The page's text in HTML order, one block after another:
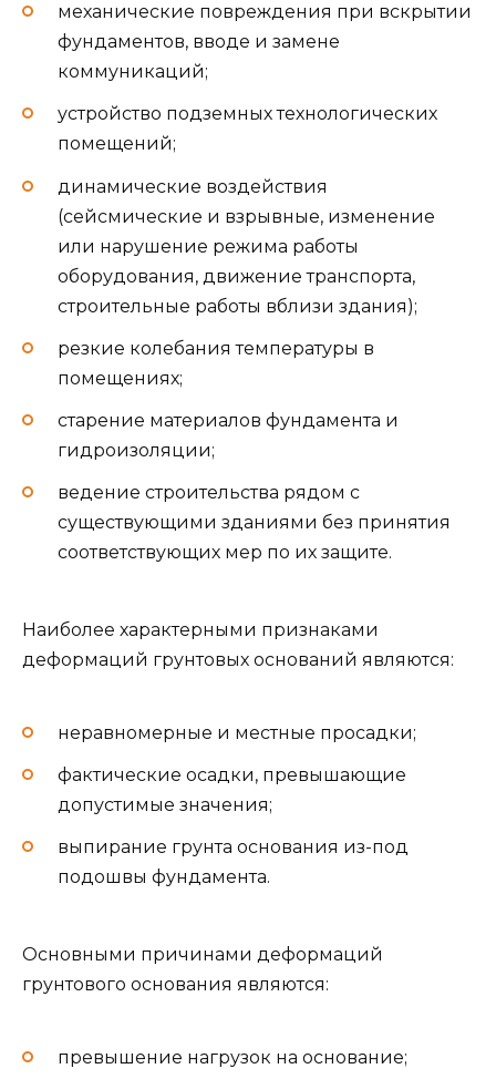
механические повреждения при вскрытии
фундаментов, вводе и замене
коммуникаций;
устройство подземных технологических
помещений;
динамические воздействия
(сейсмические и взрывные, изменение
или нарушение режима работы
оборудования, движение транспорта,
строительные работы вблизи здания);
резкие колебания температуры в
помещениях;
старение материалов фундамента и
гидроизоляции;
ведение строительства рядом с
существующими зданиями без принятия
соответствующих мер по их защите.
Наиболее характерными признаками
деформаций грунтовых оснований являются:
неравномерные и местные просадки;
фактические осадки, превышающие
допустимые значения;
выпирание грунта основания из-под
подошвы фундамента.
Основными причинами деформаций
грунтового основания являются:
превышение нагрузок на основание;